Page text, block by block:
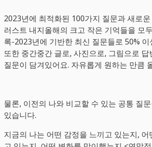
2023년에 최적화된 100가지 질문과 새로
러스트 내지올해의 크고 작은 기억들을 모
록-2023년에 기반한 최신 질문들로 50%
또한 중간중간 글로, 사진으로, 그림으로
질문이 담겨있어요. 자유롭게 원하는 만큼
물론, 이전의 나와 비교할 수 있는 공통 질
있습니다.
지금의 나는 어떤 감정을 느끼고 있는지,